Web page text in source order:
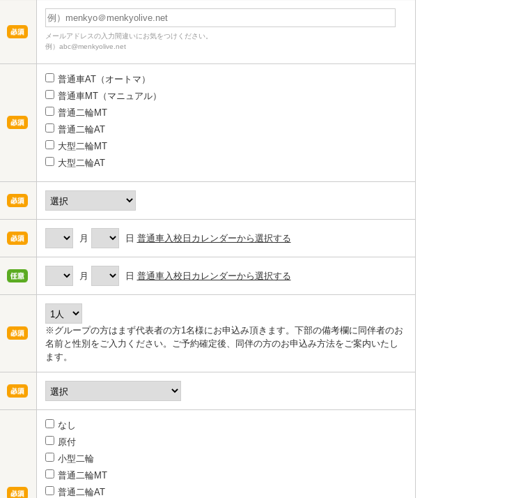
メールアドレスの入力間違いにお気をつけください。
例）abc@menkyolive.net
普通車AT（オートマ）
普通車MT（マニュアル）
普通二輪MT
普通二輪AT
大型二輪MT
大型二輪AT
月 日 普通車入校日カレンダーから選択する
月 日 普通車入校日カレンダーから選択する
※グループの方はまず代表者の方1名様にお申込み頂きます。下部の備考欄に同伴者のお
名前と性別をご入力ください。ご予約確定後、同伴の方のお申込み方法をご案内いたし
ます。
なし
原付
小型二輪
普通二輪MT
普通二輪AT